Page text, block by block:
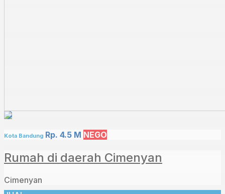
Kota Bandung Rp. 4.5 M NEGO
Rumah di daerah Cimenyan
Cimenyan